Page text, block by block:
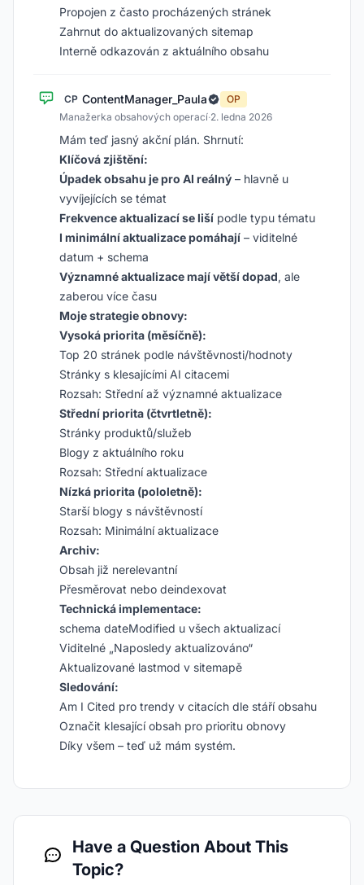
Propojen z často procházených stránek
Zahrnut do aktualizovaných sitemap
Interně odkazován z aktuálního obsahu
CP ContentManager_Paula
OP
Manažerka obsahových operací·2. ledna 2026
Mám teď jasný akční plán. Shrnutí:
Klíčová zjištění:
Úpadek obsahu je pro AI reálný – hlavně u
vyvíjejících se témat
Frekvence aktualizací se liší podle typu tématu
I minimální aktualizace pomáhají – viditelné
datum + schema
Významné aktualizace mají větší dopad, ale
zaberou více času
Moje strategie obnovy:
Vysoká priorita (měsíčně):
Top 20 stránek podle návštěvnosti/hodnoty
Stránky s klesajícími AI citacemi
Rozsah: Střední až významné aktualizace
Střední priorita (čtvrtletně):
Stránky produktů/služeb
Blogy z aktuálního roku
Rozsah: Střední aktualizace
Nízká priorita (pololetně):
Starší blogy s návštěvností
Rozsah: Minimální aktualizace
Archiv:
Obsah již nerelevantní
Přesměrovat nebo deindexovat
Technická implementace:
schema dateModified u všech aktualizací
Viditelné „Naposledy aktualizováno“
Aktualizované lastmod v sitemapě
Sledování:
Am I Cited pro trendy v citacích dle stáří obsahu
Označit klesající obsah pro prioritu obnovy
Díky všem – teď už mám systém.
Have a Question About This
Topic?